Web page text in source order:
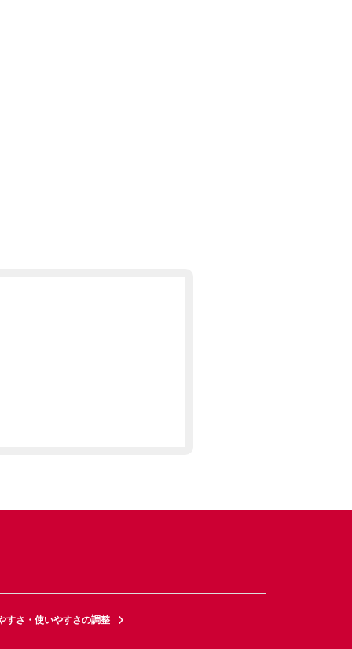
すさ・使いやすさの調整